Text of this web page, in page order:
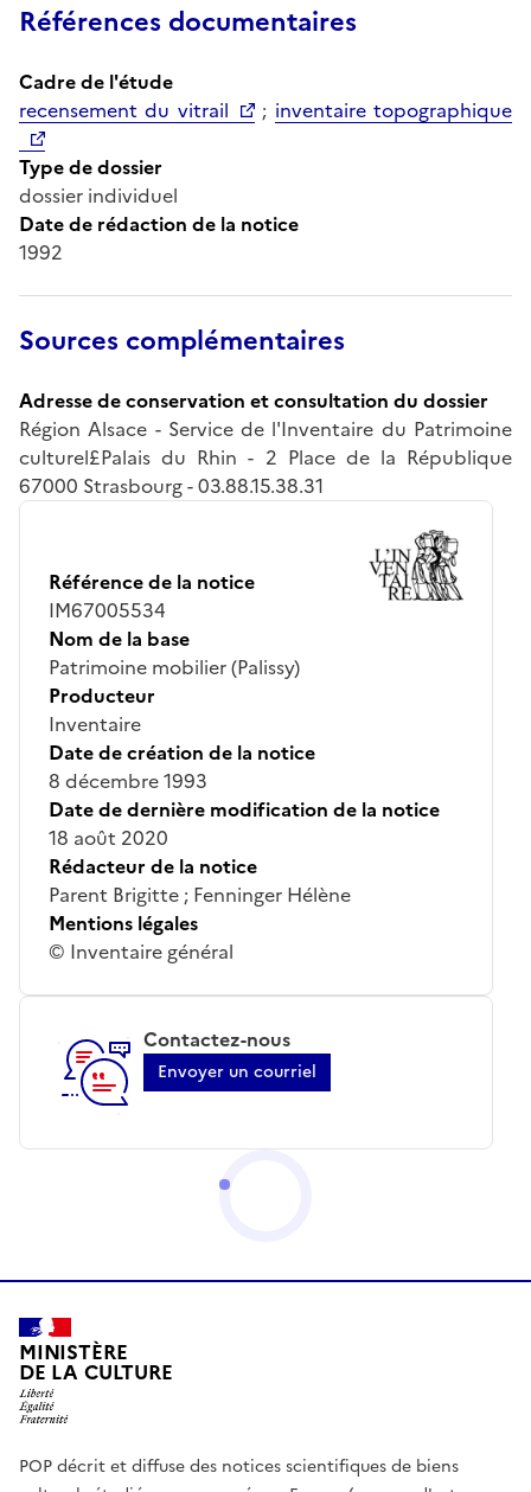
Références documentaires
Cadre de l'étude
recensement du vitrail
; inventaire topographique
Type de dossier
dossier individuel
Date de rédaction de la notice
1992
Sources complémentaires
Adresse de conservation et consultation du dossier
Région Alsace - Service de l'Inventaire du Patrimoine
culturel£Palais du Rhin - 2 Place de la République
67000 Strasbourg - 03.88.15.38.31
Référence de la notice
IM67005534
Nom de la base
Patrimoine mobilier (Palissy)
Producteur
Inventaire
Date de création de la notice
8 décembre 1993
Date de dernière modification de la notice
18 août 2020
Rédacteur de la notice
Parent Brigitte ; Fenninger Hélène
Mentions légales
© Inventaire général
Contactez-nous
Envoyer un courriel
MINISTÈRE
DE LA CULTURE
POP décrit et diffuse des notices scientifiques de biens